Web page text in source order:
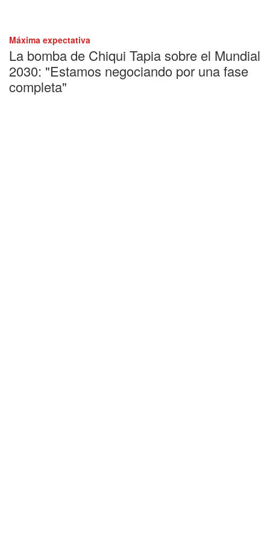
Máxima expectativa
La bomba de Chiqui Tapia sobre el Mundial
2030: "Estamos negociando por una fase
completa"